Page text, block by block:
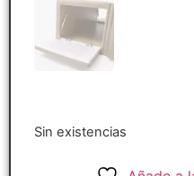
Sin existencias